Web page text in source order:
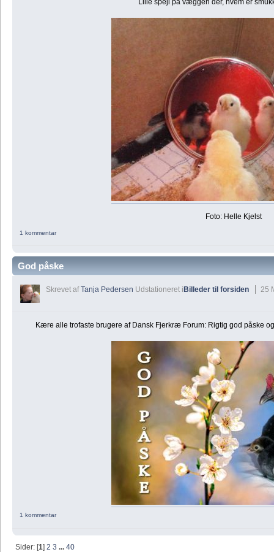
Foto: Helle Kjelst
1 kommentar
God påske
Skrevet afTanja Pedersen Udstationeret iBilleder til forsiden 25
Kære alle trofaste brugere af Dansk Fjerkræ Forum: Rigtig god påske
1 kommentar
Sider: [1] 2 3 ... 40